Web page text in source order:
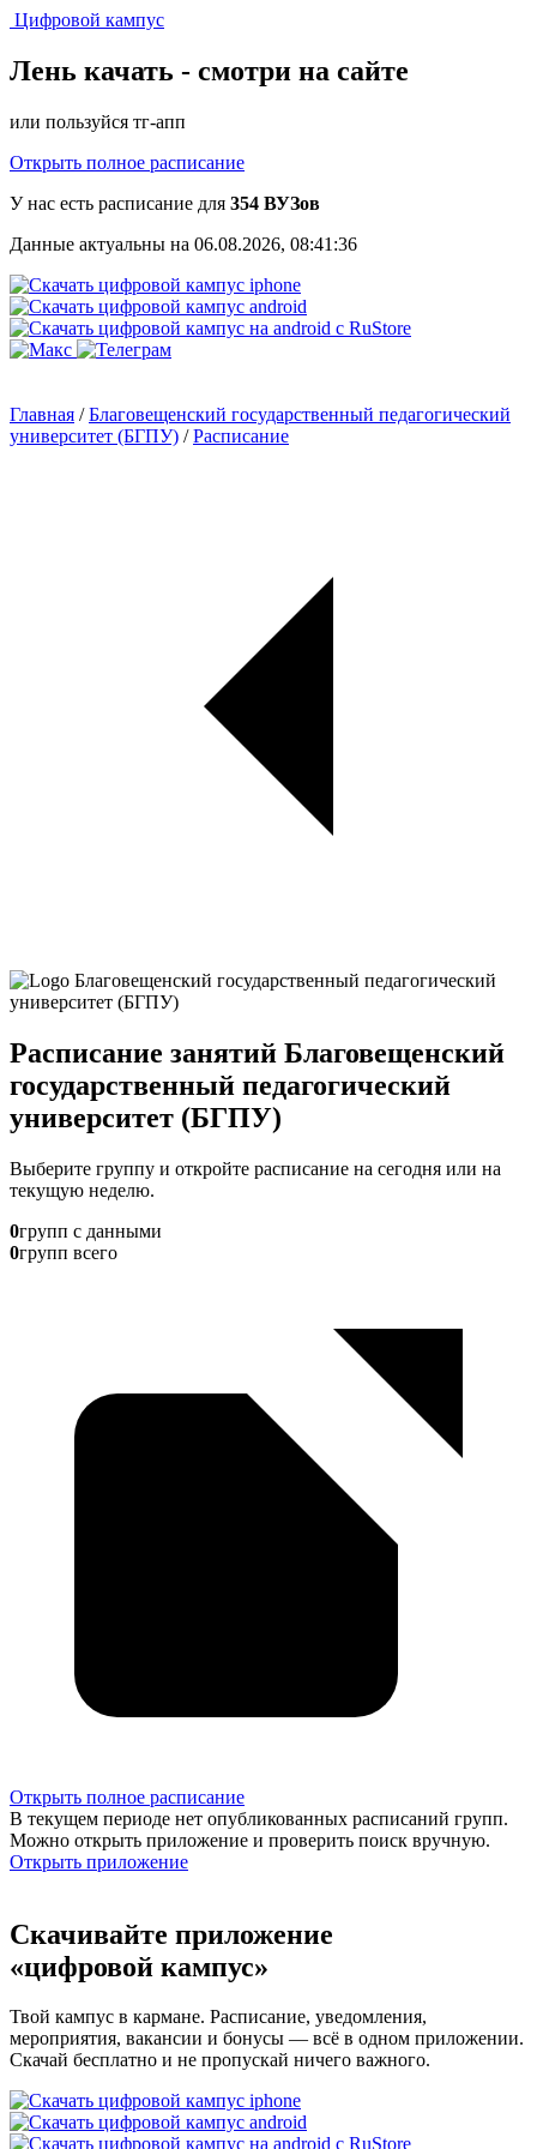
Цифровой кампус
Лень качать - смотри на сайте
или пользуйся тг-апп
Открыть полное расписание
У нас есть расписание для 354 ВУЗов
Данные актуальны на 06.08.2026, 08:41:36
Главная /Благовещенский государственный педагогический
университет (БГПУ) /Расписание
Расписание занятий Благовещенский
государственный педагогический
университет (БГПУ)
Выберите группу и откройте расписание на сегодня или на
текущую неделю.
0групп с данными
0групп всего
Открыть полное расписание
В текущем периоде нет опубликованных расписаний групп.
Можно открыть приложение и проверить поиск вручную.
Открыть приложение
Скачивайте приложение
«цифровой кампус»
Твой кампус в кармане. Расписание, уведомления,
мероприятия, вакансии и бонусы — всё в одном приложении.
Скачай бесплатно и не пропускай ничего важного.